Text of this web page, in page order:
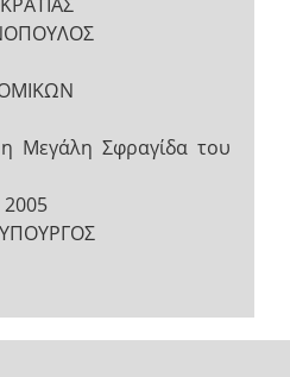
Μεγάλη Σφραγίδα του